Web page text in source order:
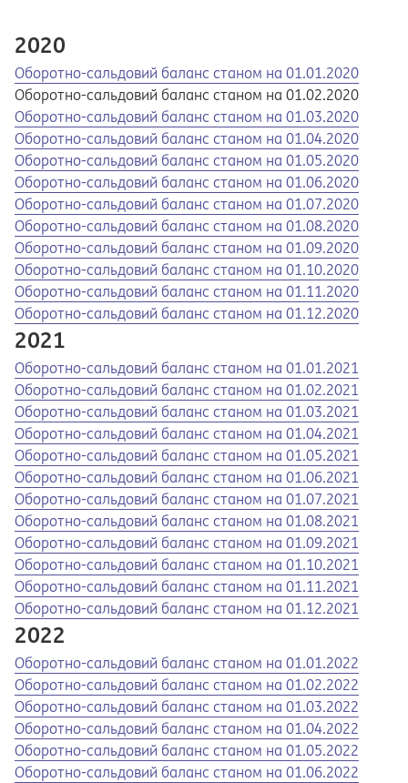
2020
Opens in a new tab
Opens a pdf
Оборотно-сальдовий баланс станом на 01.01.2020
Оборотно-сальдовий баланс станом на 01.02.2020
Opens in a new tab
Opens a pdf
Оборотно-сальдовий баланс станом на 01.03.2020
Opens in a new tab
Opens a pdf
Оборотно-сальдовий баланс станом на 01.04.2020
Opens in a new tab
Opens a pdf
Оборотно-сальдовий баланс станом на 01.05.2020
Opens in a new tab
Opens a pdf
Оборотно-сальдовий баланс станом на 01.06.2020
Opens in a new tab
Opens a pdf
Оборотно-сальдовий баланс станом на 01.07.2020
Opens in a new tab
Opens a pdf
Оборотно-сальдовий баланс станом на 01.08.2020
Opens in a new tab
Opens a pdf
Оборотно-сальдовий баланс станом на 01.09.2020
Opens in a new tab
Opens a pdf
Оборотно-сальдовий баланс станом на 01.10.2020
Opens in a new tab
Opens a pdf
Оборотно-сальдовий баланс станом на 01.11.2020
Opens in a new tab
Opens a pdf
Оборотно-сальдовий баланс станом на 01.12.2020
2021
Opens in a new tab
Opens a pdf
Оборотно-сальдовий баланс станом на 01.01.2021
Opens in a new tab
Opens a pdf
Оборотно-сальдовий баланс станом на 01.02.2021
Opens in a new tab
Opens a pdf
Оборотно-сальдовий баланс станом на 01.03.2021
Opens in a new tab
Opens a pdf
Оборотно-сальдовий баланс станом на 01.04.2021
Opens in a new tab
Opens a pdf
Оборотно-сальдовий баланс станом на 01.05.2021
Opens in a new tab
Opens a pdf
Оборотно-сальдовий баланс станом на 01.06.2021
Opens in a new tab
Opens a pdf
Оборотно-сальдовий баланс станом на 01.07.2021
Opens in a new tab
Opens a pdf
Оборотно-сальдовий баланс станом на 01.08.2021
Opens in a new tab
Opens a pdf
Оборотно-сальдовий баланс станом на 01.09.2021
Opens in a new tab
Opens a pdf
Оборотно-сальдовий баланс станом на 01.10.2021
Opens in a new tab
Opens a pdf
Оборотно-сальдовий баланс станом на 01.11.2021
Opens in a new tab
Opens a pdf
Оборотно-сальдовий баланс станом на 01.12.2021
2022
Opens in a new tab
Opens a pdf
Оборотно-сальдовий баланс станом на 01.01.2022
Opens in a new tab
Opens a pdf
Оборотно-сальдовий баланс станом на 01.02.2022
Opens in a new tab
Opens a pdf
Оборотно-сальдовий баланс станом на 01.03.2022
Opens in a new tab
Opens a pdf
Оборотно-сальдовий баланс станом на 01.04.2022
Opens in a new tab
Opens a pdf
Оборотно-сальдовий баланс станом на 01.05.2022
Opens in a new tab
Opens a pdf
Оборотно-сальдовий баланс станом на 01.06.2022